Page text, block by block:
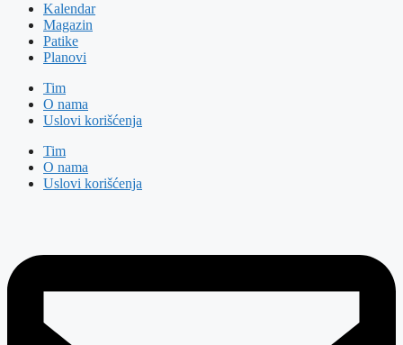
Kalendar
Magazin
Patike
Planovi
Tim
O nama
Uslovi korišćenja
Tim
O nama
Uslovi korišćenja